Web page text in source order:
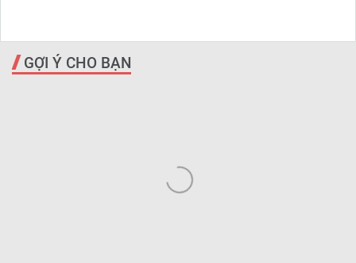
GỢI Ý CHO BẠN